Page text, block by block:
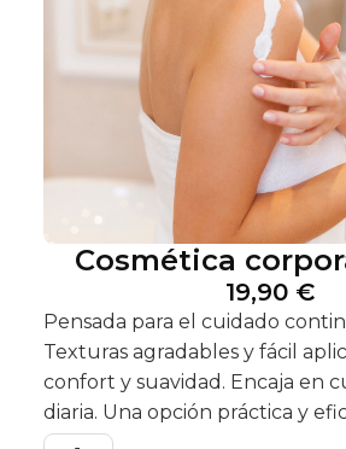
Cosmética
19,90 €
Pensada para el cuidado
Texturas agradables y fácil
confort y suavidad. Encaja en
diaria. Una opción práctica y